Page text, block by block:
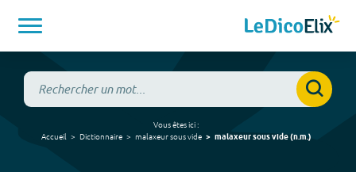
Vous êtes ici :
Accueil
Dictionnaire malaxeur sous vide malaxeur sous vide(n.m.)